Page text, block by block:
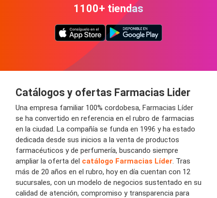
1100+ tiendas
Catálogos y ofertas Farmacias Lider
Una empresa familiar 100% cordobesa, Farmacias Líder
se ha convertido en referencia en el rubro de farmacias
en la ciudad. La compañía se funda en 1996 y ha estado
dedicada desde sus inicios a la venta de productos
farmacéuticos y de perfumería, buscando siempre
ampliar la oferta del catálogo Farmacias Líder. Tras
más de 20 años en el rubro, hoy en día cuentan con 12
sucursales, con un modelo de negocios sustentado en su
calidad de atención, compromiso y transparencia para